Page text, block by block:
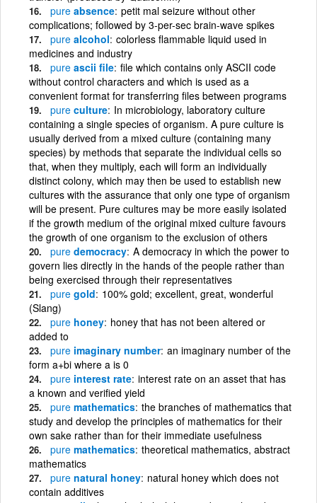
pure absence petit mal seizure without other
complications; followed by 3-per-sec brain-wave spikes
pure alcohol colorless flammable liquid used in
medicines and industry
pure ascii file file which contains only ASCII code
without control characters and which is used as a
convenient format for transferring files between programs
pure culture In microbiology, laboratory culture
containing a single species of organism. A pure culture is
usually derived from a mixed culture (containing many
species) by methods that separate the individual cells so
that, when they multiply, each will form an individually
distinct colony, which may then be used to establish new
cultures with the assurance that only one type of organism
will be present. Pure cultures may be more easily isolated
if the growth medium of the original mixed culture favours
the growth of one organism to the exclusion of others
pure democracy A democracy in which the power to
govern lies directly in the hands of the people rather than
being exercised through their representatives
pure gold 100% gold; excellent, great, wonderful
(Slang)
pure honey honey that has not been altered or
added to
pure imaginary number an imaginary number of the
form a+bi where a is 0
pure interest rate interest rate on an asset that has
a known and verified yield
pure mathematics the branches of mathematics that
study and develop the principles of mathematics for their
own sake rather than for their immediate usefulness
pure mathematics theoretical mathematics, abstract
mathematics
pure natural honey natural honey which does not
contain additives